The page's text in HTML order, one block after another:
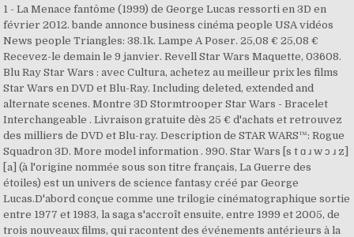
1 - La Menace fantôme (1999) de George Lucas ressorti en 3D en
février 2012. bande annonce business cinéma people USA vidéos
News people Triangles: 38.1k. Lampe A Poser. 25,08 € 25,08 €
Recevez-le demain le 9 janvier. Revell Star Wars Maquette, 03608.
Blu Ray Star Wars : avec Cultura, achetez au meilleur prix les films
Star Wars en DVD et Blu-Ray. Including deleted, extended and
alternate scenes. Montre 3D Stormtrooper Star Wars - Bracelet
Interchangeable . Livraison gratuite dès 25 € d'achats et retrouvez
des milliers de DVD et Blu-ray. Description de STAR WARS™: Rogue
Squadron 3D. More model information . 990. Star Wars [s t ɑ ɹ w ɔ ɹ z]
[a] (à l'origine nommée sous son titre français, La Guerre des
étoiles) est un univers de science fantasy créé par George
Lucas.D'abord conçue comme une trilogie cinématographique sortie
entre 1977 et 1983, la saga s'accroît ensuite, entre 1999 et 2005, de
trois nouveaux films, qui racontent des événements antérieurs à la